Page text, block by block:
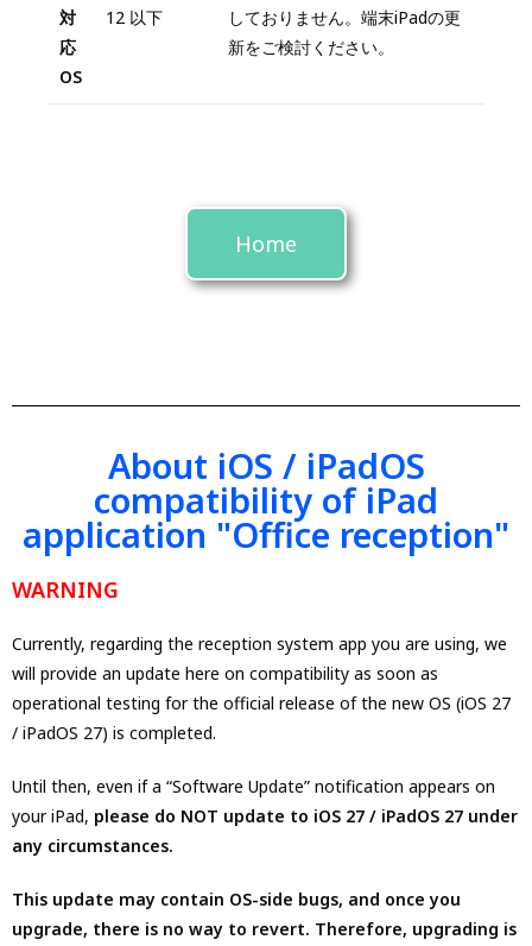
対
応
OS
12 以下
しておりません。端末iPadの更
新をご検討ください。
Home
About iOS / iPadOS
compatibility of iPad
application "Office reception"
WARNING
Currently, regarding the reception system app you are using, we
will provide an update here on compatibility as soon as
operational testing for the official release of the new OS (iOS 27
/ iPadOS 27) is completed.
Until then, even if a “Software Update” notification appears on
your iPad, please do NOT update to iOS 27 / iPadOS 27 under
any circumstances.
This update may contain OS-side bugs, and once you
upgrade, there is no way to revert. Therefore, upgrading is